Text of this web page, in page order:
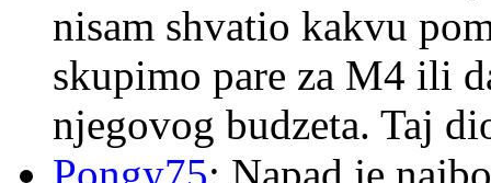
nisam shvatio kakvu
skupimo pare za M4 ili
njegovog budzeta. Taj